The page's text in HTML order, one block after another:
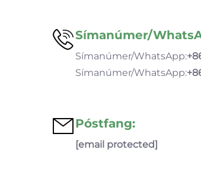
Símanúmer/
Símanúmer/WhatsApp:
Símanúmer/WhatsApp:
Póstfang:
[email protected]